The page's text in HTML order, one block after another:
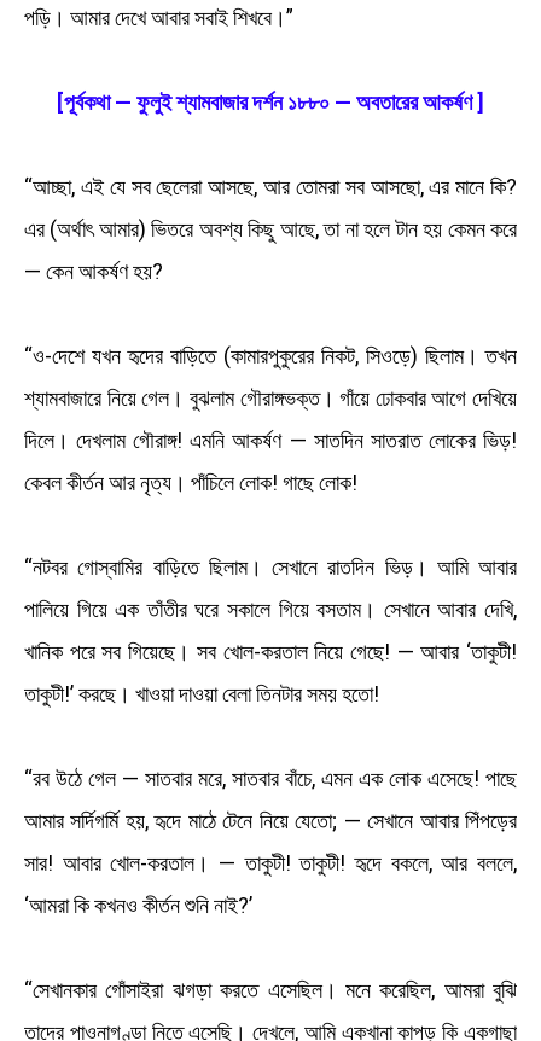
পড়ি। আমার দেখে আবার সবাই শিখবে।”
[পূর্বকথা — ফুলুই শ্যামবাজার দর্শন ১৮৮০ — অবতারের আকর্ষণ ]
“আচ্ছা, এই যে সব ছেলেরা আসছে, আর তোমরা সব আসছো, এর মানে কি?
এর (অর্থাৎ আমার) ভিতরে অবশ্য কিছু আছে, তা না হলে টান হয় কেমন করে
— কেন আকর্ষণ হয়?
“ও-দেশে যখন হৃদের বাড়িতে (কামারপুকুরের নিকট, সিওড়ে) ছিলাম। তখন
শ্যামবাজারে নিয়ে গেল। বুঝলাম গৌরাঙ্গভক্ত। গাঁয়ে ঢোকবার আগে দেখিয়ে
দিলে। দেখলাম গৌরাঙ্গ! এমনি আকর্ষণ — সাতদিন সাতরাত লোকের ভিড়!
কেবল কীর্তন আর নৃত্য। পাঁচিলে লোক! গাছে লোক!
“নটবর গোস্বামির বাড়িতে ছিলাম। সেখানে রাতদিন ভিড়। আমি আবার
পালিয়ে গিয়ে এক তাঁতীর ঘরে সকালে গিয়ে বসতাম। সেখানে আবার দেখি,
খানিক পরে সব গিয়েছে। সব খোল-করতাল নিয়ে গেছে! — আবার ‘তাকুটী!
তাকুটী!’ করছে। খাওয়া দাওয়া বেলা তিনটার সময় হতো!
“রব উঠে গেল — সাতবার মরে, সাতবার বাঁচে, এমন এক লোক এসেছে! পাছে
আমার সর্দিগর্মি হয়, হৃদে মাঠে টেনে নিয়ে যেতো; — সেখানে আবার পিঁপড়ের
সার! আবার খোল-করতাল। — তাকুটী! তাকুটী! হৃদে বকলে, আর বললে,
‘আমরা কি কখনও কীর্তন শুনি নাই?’
“সেখানকার গোঁসাইরা ঝগড়া করতে এসেছিল। মনে করেছিল, আমরা বুঝি
তাদের পাওনাগণ্ডা নিতে এসেছি। দেখলে, আমি একখানা কাপড় কি একগাছা